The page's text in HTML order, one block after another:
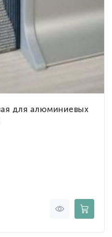
для алюминиевых